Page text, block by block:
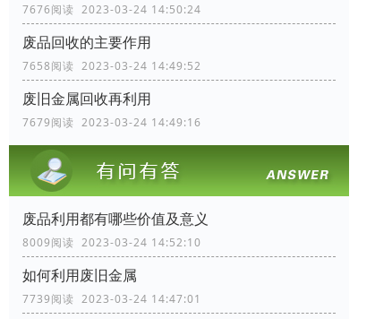
7676阅读 2023-03-24 14:50:24
废品回收的主要作用
7658阅读 2023-03-24 14:49:52
废旧金属回收再利用
7679阅读 2023-03-24 14:49:16
废品利用都有哪些价值及意义
8009阅读 2023-03-24 14:52:10
如何利用废旧金属
7739阅读 2023-03-24 14:47:01